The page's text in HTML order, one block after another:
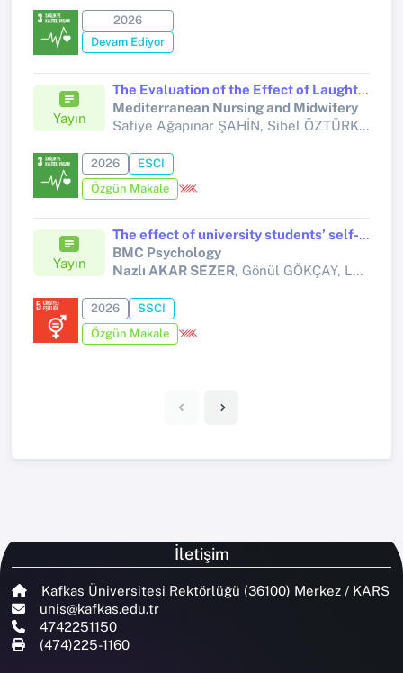
2026
Devam Ediyor
Yayın
The Evaluation of the Effect of Laughter Yoga on Sleep Quality and Life Satisfaction in Midwifery Students: A Randomized Controlled Study
Mediterranean Nursing and Midwifery
Safiye Ağapınar ŞAHİN, Sibel ÖZTÜRK,
2026
ESCI
Özgün Makale
Yayın
The effect of university students’ self-esteem and belief in dating violence myths on their attitudes towards dating violence
BMC Psychology
Nazlı AKAR SEZER, Gönül GÖKÇAY, Leyla ALTUN
2026
SSCI
Özgün Makale
İletişim
Kafkas Üniversitesi Rektörlüğü (36100) Merkez / KARS
unis@kafkas.edu.tr
4742251150
(474)225-1160